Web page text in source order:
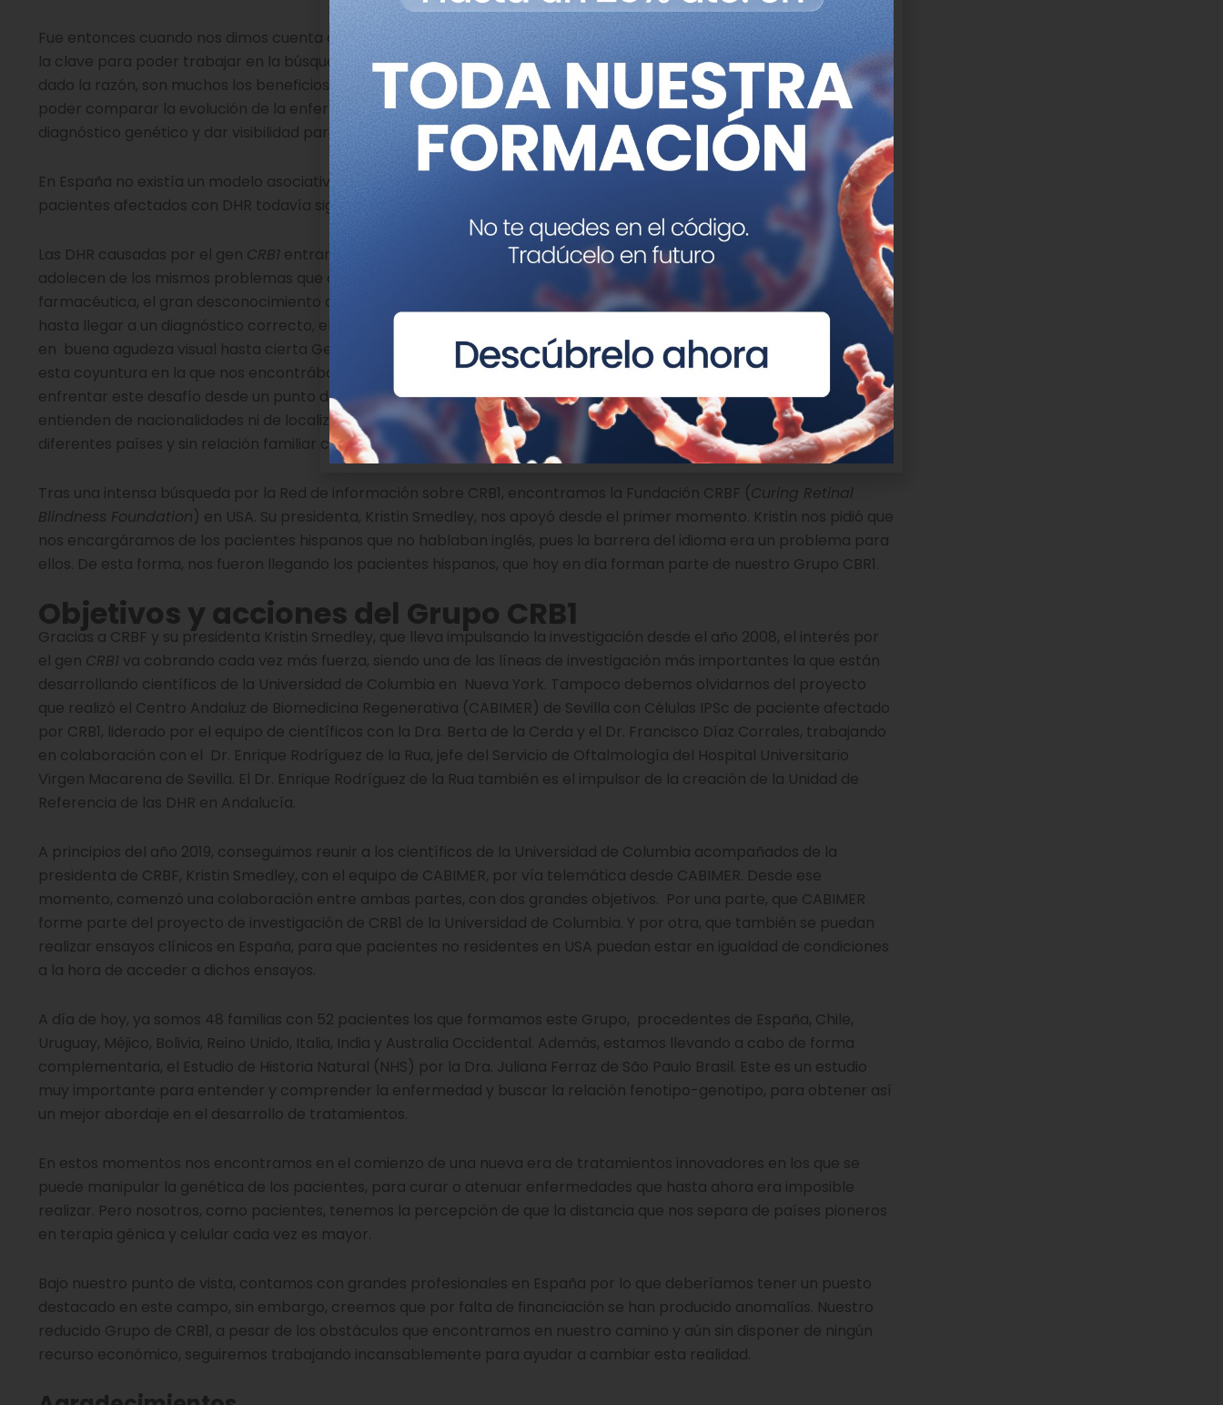
Fue entonces cuando nos dimos cuenta de que agrupar al mayor número de familias con mutaciones en este gen, era
la clave para poder trabajar en la búsqueda del desarrollo de una terapia específica para nosotros. El tiempo nos ha
dado la razón, son muchos los beneficios cuando se agrupan los pacientes afectados por un mismo gen. Por ejemplo,
poder comparar la evolución de la enfermedad en dos pacientes con diferencia de edad y misma variante, tener un
diagnóstico genético y dar visibilidad para poder reclamar una terapia, entre otros.
En España no existía un modelo asociativo con esta filosofía, lo cual era entendible, ya que el genotipado de los
pacientes afectados con DHR todavía sigue siendo un gran desafío hoy en día.
Las DHR causadas por el gen CRB1 entran dentro del grupo denominado enfermedades raras y por consiguiente
adolecen de los mismos problemas que cualquier otra enfermedad rara, como son la falta de interés por la industria
farmacéutica, el gran desconocimiento de los profesionales que atienden a los pacientes, el largo periodo transcurrido
hasta llegar a un diagnóstico correcto, el gran número de diagnósticos erróneos y una baja formación de los médicos
en buena agudeza visual hasta cierta Genética Molecular e interpretación de los test genéticos, entre otros. Debido a
esta coyuntura en la que nos encontrábamos en España, no tuvimos más remedio que mirar hacia otros países, para
enfrentar este desafío desde un punto de vista global. Como estamos comprobando hoy en día, los genes no
entienden de nacionalidades ni de localización geográfica. Prueba de ello es que pacientes de nuestro Grupo de
diferentes países y sin relación familiar conocida, presentan las mismas mutaciones en el gen.
Tras una intensa búsqueda por la Red de información sobre CRB1, encontramos la Fundación CRBF (Curing Retinal
Blindness Foundation) en USA. Su presidenta, Kristin Smedley, nos apoyó desde el primer momento. Kristin nos pidió que
nos encargáramos de los pacientes hispanos que no hablaban inglés, pues la barrera del idioma era un problema para
ellos. De esta forma, nos fueron llegando los pacientes hispanos, que hoy en día forman parte de nuestro Grupo CBR1.
Objetivos y acciones del Grupo CRB1
Gracias a CRBF y su presidenta Kristin Smedley, que lleva impulsando la investigación desde el año 2008, el interés por
el gen CRB1 va cobrando cada vez más fuerza, siendo una de las líneas de investigación más importantes la que están
desarrollando científicos de la Universidad de Columbia en Nueva York. Tampoco debemos olvidarnos del proyecto
que realizó el Centro Andaluz de Biomedicina Regenerativa (CABIMER) de Sevilla con Células IPSc de paciente afectado
por CRB1, liderado por el equipo de científicos con la Dra. Berta de la Cerda y el Dr. Francisco Díaz Corrales, trabajando
en colaboración con el Dr. Enrique Rodríguez de la Rua, jefe del Servicio de Oftalmología del Hospital Universitario
Virgen Macarena de Sevilla. El Dr. Enrique Rodríguez de la Rua también es el impulsor de la creación de la Unidad de
Referencia de las DHR en Andalucía.
A principios del año 2019, conseguimos reunir a los científicos de la Universidad de Columbia acompañados de la
presidenta de CRBF, Kristin Smedley, con el equipo de CABIMER, por vía telemática desde CABIMER. Desde ese
momento, comenzó una colaboración entre ambas partes, con dos grandes objetivos. Por una parte, que CABIMER
forme parte del proyecto de investigación de CRB1 de la Universidad de Columbia. Y por otra, que también se puedan
realizar ensayos clínicos en España, para que pacientes no residentes en USA puedan estar en igualdad de condiciones
a la hora de acceder a dichos ensayos.
A día de hoy, ya somos 48 familias con 52 pacientes los que formamos este Grupo, procedentes de España, Chile,
Uruguay, Méjico, Bolivia, Reino Unido, Italia, India y Australia Occidental. Además, estamos llevando a cabo de forma
complementaria, el Estudio de Historia Natural (NHS) por la Dra. Juliana Ferraz de São Paulo Brasil. Este es un estudio
muy importante para entender y comprender la enfermedad y buscar la relación fenotipo-genotipo, para obtener así
un mejor abordaje en el desarrollo de tratamientos.
En estos momentos nos encontramos en el comienzo de una nueva era de tratamientos innovadores en los que se
puede manipular la genética de los pacientes, para curar o atenuar enfermedades que hasta ahora era imposible
realizar. Pero nosotros, como pacientes, tenemos la percepción de que la distancia que nos separa de países pioneros
en terapia génica y celular cada vez es mayor.
Bajo nuestro punto de vista, contamos con grandes profesionales en España por lo que deberíamos tener un puesto
destacado en este campo, sin embargo, creemos que por falta de financiación se han producido anomalías. Nuestro
reducido Grupo de CRB1, a pesar de los obstáculos que encontramos en nuestro camino y aún sin disponer de ningún
recurso económico, seguiremos trabajando incansablemente para ayudar a cambiar esta realidad.